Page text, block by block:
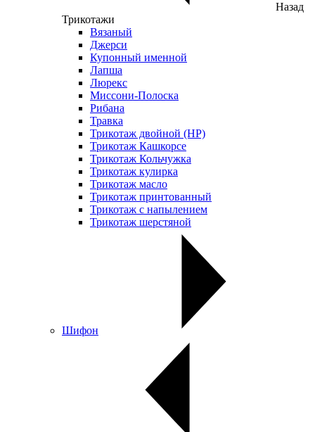
Назад
Трикотажи
Вязаный
Джерси
Купонный именной
Лапша
Люрекс
Миссони-Полоска
Рибана
Травка
Трикотаж двойной (НР)
Трикотаж Кашкорсе
Трикотаж Кольчужка
Трикотаж кулирка
Трикотаж масло
Трикотаж принтованный
Трикотаж с напылением
Трикотаж шерстяной
Шифон